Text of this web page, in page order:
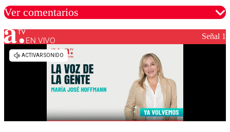
Ver comentarios
Los comentarios son moderados para garantizar un
diálogo respetuoso.
EN VIVO Señal 1